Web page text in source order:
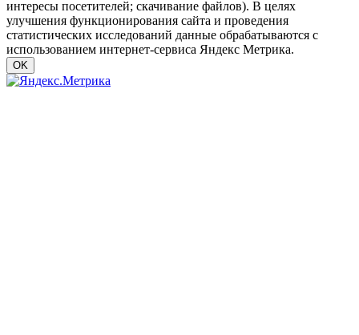
интересы посетителей; скачивание файлов). В целях
улучшения функционирования сайта и проведения
статистических исследований данные обрабатываются с
использованием интернет-сервиса Яндекс Метрика.
OK